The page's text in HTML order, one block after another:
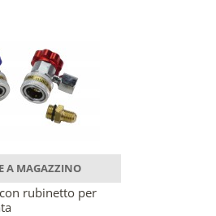
A MAGAZZINO
rubinetto per